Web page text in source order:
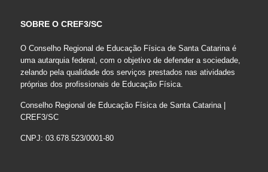
SOBRE O CREF3/SC
O Conselho Regional de Educação Física de Santa Catarina é
uma autarquia federal, com o objetivo de defender a sociedade,
zelando pela qualidade dos serviços prestados nas atividades
próprias dos profissionais de Educação Física.
Conselho Regional de Educação Física de Santa Catarina |
CREF3/SC
CNPJ: 03.678.523/0001-80